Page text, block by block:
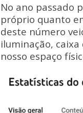
No ano passado
próprio quanto
deste número
iluminação,
nosso espaço